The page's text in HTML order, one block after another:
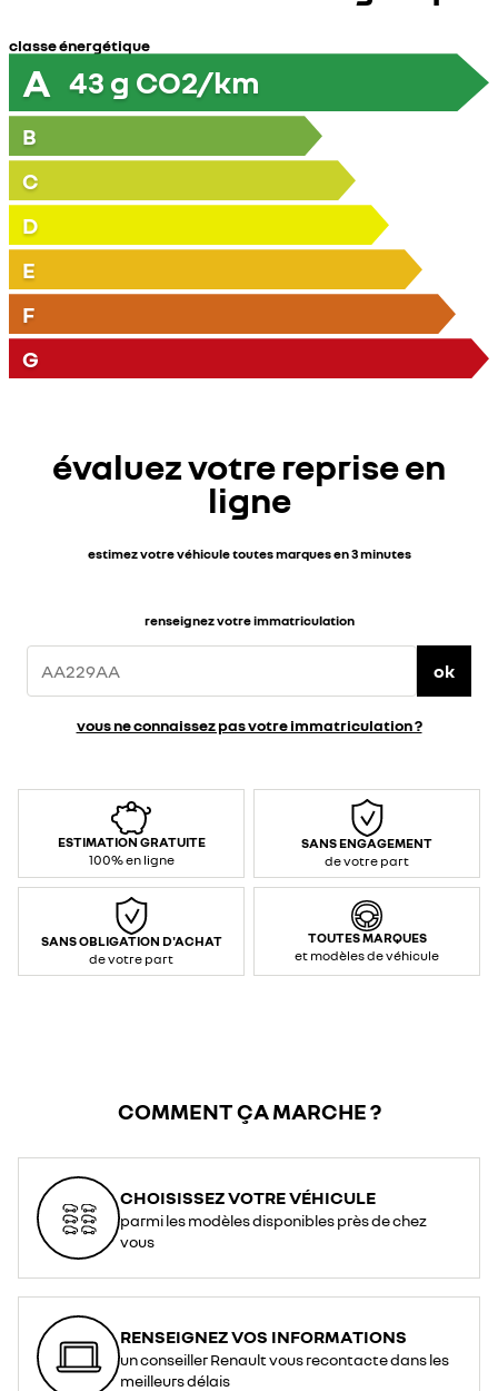
classe énergétique
A 43 g CO2/km
B
C
D
E
F
G
évaluez votre reprise en
ligne
estimez votre véhicule toutes marques en 3 minutes
renseignez votre immatriculation
ok
vous ne connaissez pas votre immatriculation ?
ESTIMATION GRATUITE
100% en ligne
SANS ENGAGEMENT
de votre part
SANS OBLIGATION D'ACHAT
de votre part
TOUTES MARQUES
et modèles de véhicule
COMMENT ÇA MARCHE ?
CHOISISSEZ VOTRE VÉHICULE
parmi les modèles disponibles près de chez
vous
RENSEIGNEZ VOS INFORMATIONS
un conseiller Renault vous recontacte dans les
meilleurs délais